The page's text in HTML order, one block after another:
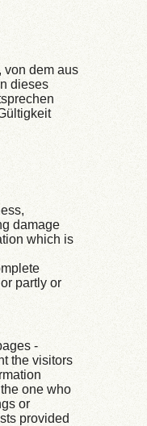
von dem aus
dieses
damage
which is
partly or
-
the visitors
one who
or
provided